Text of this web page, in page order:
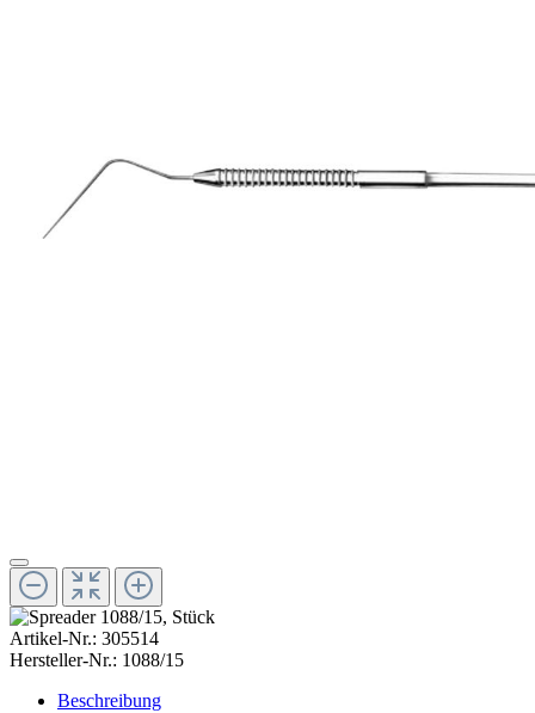
Artikel-Nr.: 305514
Hersteller-Nr.: 1088/15
Beschreibung